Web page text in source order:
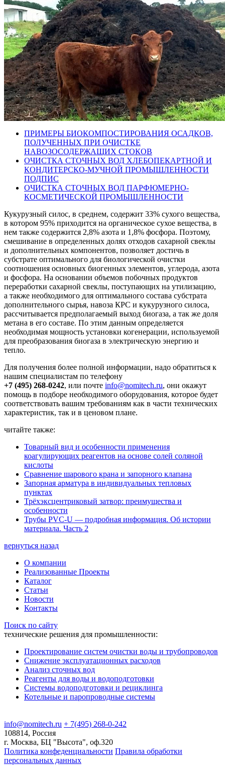
ПРИМЕРЫ БИОКОМПОСТИРОВАНИЯ ОСАДКОВ,
ПОЛУЧЕННЫХ ПРИ ОЧИСТКЕ
НАВОЗОСОДЕРЖАЩИХ СТОКОВ
ОЧИСТКА СТОЧНЫХ ВОД ХЛЕБОПЕКАРТНОЙ И
КОНДИТЕРСКО-МУЧНОЙ ПРОМЫШЛЕННОСТИ
ПОДПИС
ОЧИСТКА СТОЧНЫХ ВОД ПАРФЮМЕРНО-
КОСМЕТИЧЕСКОЙ ПРОМЫШЛЕННОСТИ
Кукурузный силос, в среднем, содержит 33% сухого вещества,
в котором 95% приходится на органическое сухое вещества, в
нем также содержится 2,8% азота и 1,8% фосфора. Поэтому,
смешивание в определенных долях отходов сахарной свеклы
и дополнительных компонентов, позволяет достичь в
субстрате оптимального для биологической очистки
соотношения основных биогенных элементов, углерода, азота
и фосфора. На основании объемов побочных продуктов
переработки сахарной свеклы, поступающих на утилизацию,
а также необходимого для оптимального состава субстрата
дополнительного сырья, навоза КРС и кукурузного силоса,
рассчитывается предполагаемый выход биогаза, а так же доля
метана в его составе. По этим данным определяется
необходимая мощность установки когенерации, используемой
для преобразования биогаза в электрическую энергию и
тепло.
Для получения более полной информации, надо обратиться к
нашим специалистам по телефону
+7 (495) 268-0242, или почте info@nomitech.ru, они окажут
помощь в подборе необходимого оборудования, которое будет
соответствовать вашим требованиям как в части технических
характеристик, так и в ценовом плане.
читайте также:
Товарный вид и особенности применения
коагулирующих реагентов на основе солей соляной
кислоты
Сравнение шарового крана и запорного клапана
Запорная арматура в индивидуальных тепловых
пунктах
Трёхэксцентриковый затвор: преимущества и
особенности
Трубы PVC-U — подробная информация. Об истории
материала. Часть 2
вернуться назад
О компании
Реализованные Проекты
Каталог
Статьи
Новости
Контакты
Поиск по сайту
технические решения для промышленности:
Проектирование систем очистки воды и трубопроводов
Снижение эксплуатационных расходов
Анализ сточных вод
Реагенты для воды и водоподготовки
Системы водоподготовки и рециклинга
Котельные и паропроводные системы
info@nomitech.ru + 7(495) 268-0-242
108814, Россия
г. Москва, БЦ "Высота", оф.320
Политика конфеденциальности Правила обработки
персональных данных